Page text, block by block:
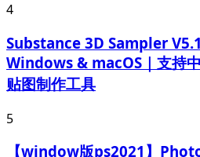
4
Substance 3D Sampler
Windows & macOS｜支持
贴图制作工具
5
【window版ps2021】